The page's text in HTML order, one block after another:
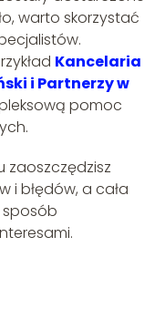
warto skorzystać
Kancelaria
i Partnerzy w
pomoc
zaoszczędzisz
i błędów, a cała